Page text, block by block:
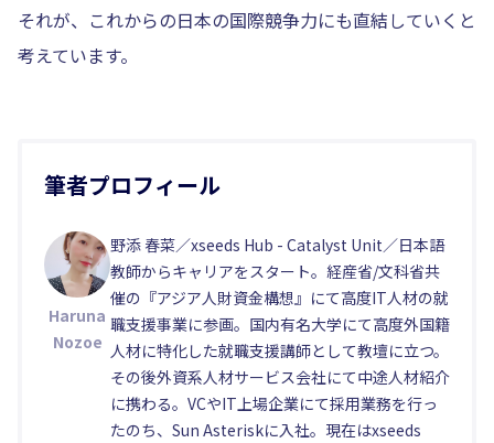
それが、これからの日本の国際競争力にも直結していくと
考えています。
筆者プロフィール
Haruna
Nozoe
野添 春菜／xseeds Hub - Catalyst Unit／日本語
教師からキャリアをスタート。経産省/文科省共
催の『アジア人財資金構想』にて高度IT人材の就
職支援事業に参画。国内有名大学にて高度外国籍
人材に特化した就職支援講師として教壇に立つ。
その後外資系人材サービス会社にて中途人材紹介
に携わる。VCやIT上場企業にて採用業務を行っ
たのち、Sun Asteriskに入社。現在はxseeds